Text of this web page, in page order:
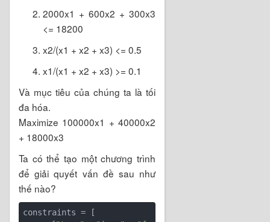
2000x1 + 600x2 + 300x3
<= 18200
x2/(x1 + x2 + x3) <= 0.5
x1/(x1 + x2 + x3) >= 0.1
Và mục tiêu của chúng ta là tối
đa hóa.
Maximize 100000x1 + 40000x2
+ 18000x3
Ta có thể tạo một chương trình
để giải quyết vấn đề sau như
thế nào?
constraints = [